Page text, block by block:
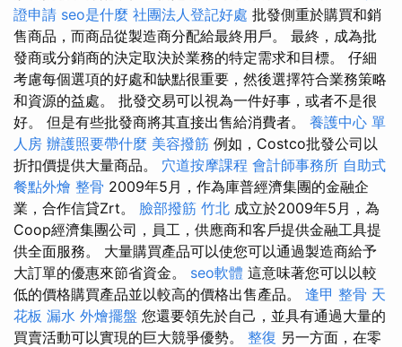
證申請 seo是什麼 社團法人登記好處 批發側重於購買和銷
售商品，而商品從製造商分配給最終用戶。 最終，成為批
發商或分銷商的決定取決於業務的特定需求和目標。 仔細
考慮每個選項的好處和缺點很重要，然後選擇符合業務策略
和資源的益處。 批發交易可以視為一件好事，或者不是很
好。 但是有些批發商將其直接出售給消費者。 養護中心 單
人房 辦護照要帶什麼 美容撥筋 例如，Costco批發公司以
折扣價提供大量商品。 穴道按摩課程 會計師事務所 自助式
餐點外燴 整骨 2009年5月，作為庫普經濟集團的金融企
業，合作信貸Zrt。 臉部撥筋 竹北 成立於2009年5月，為
Coop經濟集團公司，員工，供應商和客戶提供金融工具提
供全面服務。 大量購買產品可以使您可以通過製造商給予
大訂單的優惠來節省資金。 seo軟體 這意味著您可以以較
低的價格購買產品並以較高的價格出售產品。 逢甲 整骨 天
花板 漏水 外燴擺盤 您還要領先於自己，並具有通過大量的
買賣活動可以實現的巨大競爭優勢。 整復 另一方面，在零